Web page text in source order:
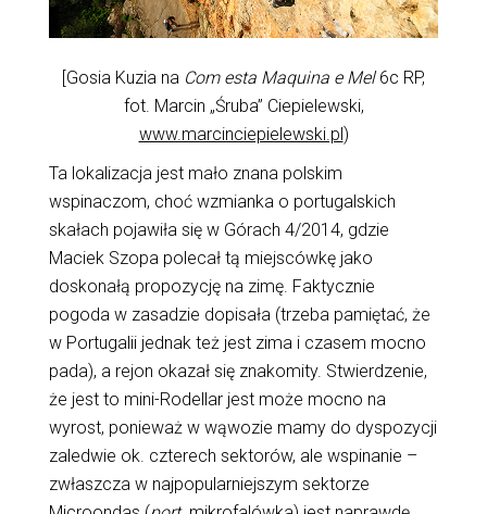
[Gosia Kuzia na Com esta Maquina e Mel6c RP,
fot. Marcin „Śruba” Ciepielewski,
www.marcinciepielewski.pl )
Ta lokalizacja jest mało znana polskim
wspinaczom, choć wzmianka o portugalskich
skałach pojawiła się w Górach 4/2014, gdzie
Maciek Szopa polecał tą miejscówkę jako
doskonałą propozycję na zimę. Faktycznie
pogoda w zasadzie dopisała (trzeba pamiętać, że
w Portugalii jednak też jest zima i czasem mocno
pada), a rejon okazał się znakomity. Stwierdzenie,
że jest to mini-Rodellar jest może mocno na
wyrost, ponieważ w wąwozie mamy do dyspozycji
zaledwie ok. czterech sektorów, ale wspinanie –
zwłaszcza w najpopularniejszym sektorze